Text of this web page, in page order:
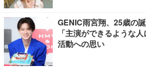
GENIC雨宮翔、25歳の
「主演ができるような
活動への思い